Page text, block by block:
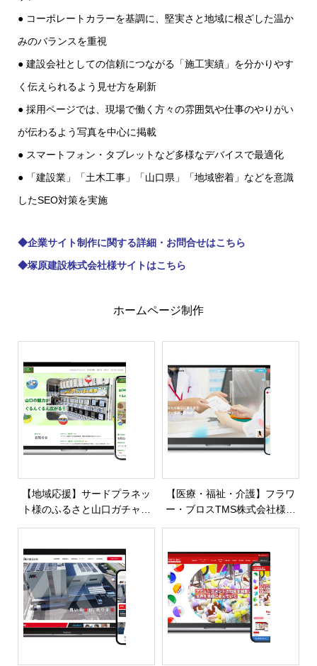
● コーポレートカラーを基調に、堅実さと地域に根ざした温か
みのバランスを重視
● 建設会社としての信頼につながる「施工実績」を分かりやす
く伝えられるよう見せ方を刷新
● 採用ページでは、現場で働く方々の雰囲気や仕事のやりがい
が伝わるよう写真を中心に掲載
● スマートフォン・タブレットなど多様なデバイスで最適化
● 「建設業」「土木工事」「山口県」「地域密着」などを意識
したSEO対策を実施
◆企業サイト制作に関する詳細・お問合せはこちら
◆塚原建設株式会社様サイトはこちら
ホームページ制作
【地域応援】サードプラネッ
ト様のふるさと山口ガチャサ
イトを制作・公開しました
【医療・福祉・介護】フラワ
ー・ブロスTMS株式会社様の
ホームページを制作・公開し